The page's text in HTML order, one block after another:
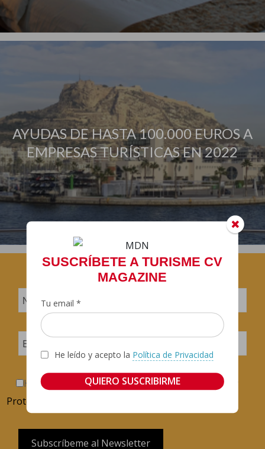
SUSCRÍBETE A TURISME CV
MAGAZINE
Tu email *
He leído y acepto la Política de Privacidad
AYUDAS DE HASTA 100.000 EUROS A
EMPRESAS TURÍSTICAS EN 2022
He leído y acepto laPolítica de Confidencialidad y
Protección de Datos